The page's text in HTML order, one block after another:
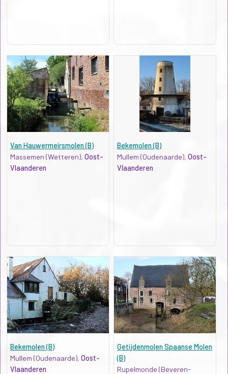
Van Hauwermeirsmolen (B)
Massemen (Wetteren), Oost-
Vlaanderen
Bekemolen (B)
Mullem (Oudenaarde),Oost-
Vlaanderen
Bekemolen (B)
Mullem (Oudenaarde), Oost-
Vlaanderen
Getijdenmolen Spaanse Molen
(B)
Rupelmonde (Beveren-